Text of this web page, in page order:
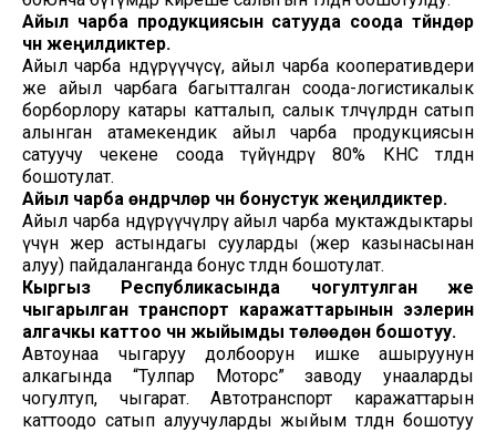
Айыл чарба продукциясын сатууда соода түйүндөрү
үчүн жеңилдиктер.
Айыл чарба өндүрүүчүсү, айыл чарба кооперативдери
же айыл чарбага багытталган соода-логистикалык
борборлору катары катталып, салык төлөөчүлөрдөн сатып
алынган атамекендик айыл чарба продукциясын
сатуучу чекене соода түйүндөрү 80% КНС төлөөдөн
бошотулат.
Айыл чарба өндүрүүчүлөрү үчүн бонустук жеңилдиктер.
Айыл чарба өндүрүүчүлөрү айыл чарба муктаждыктары
үчүн жер астындагы сууларды (жер казынасынан
алуу) пайдаланганда бонус төлөөдөн бошотулат.
Кыргыз Республикасында чогултулган же
чыгарылган транспорт каражаттарынын ээлерин
алгачкы каттоо үчүн жыйымды төлөөдөн бошотуу.
Автоунаа чыгаруу долбоорун ишке ашыруунун
алкагында “Тулпар Моторс” заводу унааларды
чогултуп, чыгарат. Автотранспорт каражаттарын
каттоодо сатып алуучуларды жыйым төлөөдөн бошотуу